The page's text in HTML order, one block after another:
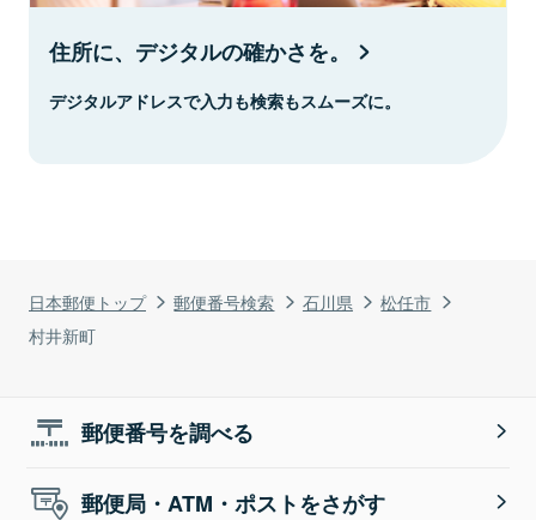
日本郵便トップ 郵便番号検索 石川県
松任市
村井新町
住所に、デジタルの確かさを。
デジタルアドレスで入力も検索もスムーズに。
郵便番号を調べる
郵便局・ATM・ポストをさがす